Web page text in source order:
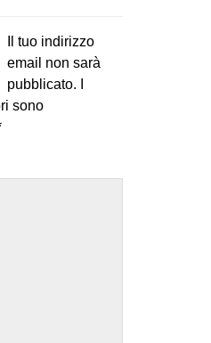
Il tuo indirizzo
email non sarà
pubblicato.
sono